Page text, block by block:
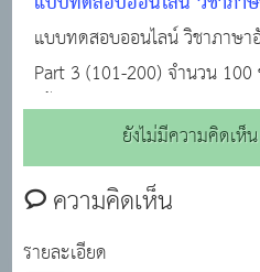
— Part 3 (101-200) จำนว
อธิบาย
แบบทดสอบออนไลน์ วิชาภาษ
Part 3 (101-200) จำนวน
เนื้อหาหลักสูตรภาษาอังกฤษส
เน้นไปที่ 4 ส่วนหลัก: บทสนทน
พื้นฐาน (Grammar), คำศัพท์
ยังไม่มีความคิดเห็
ความคิดเห็น
รายละเอียด